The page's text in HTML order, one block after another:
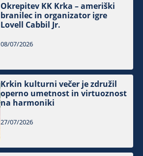
Okrepitev KK Krka – ameriški
branilec in organizator igre
Lovell Cabbil Jr.
08/07/2026
Krkin kulturni večer je združil
operno umetnost in virtuoznost
na harmoniki
27/07/2026